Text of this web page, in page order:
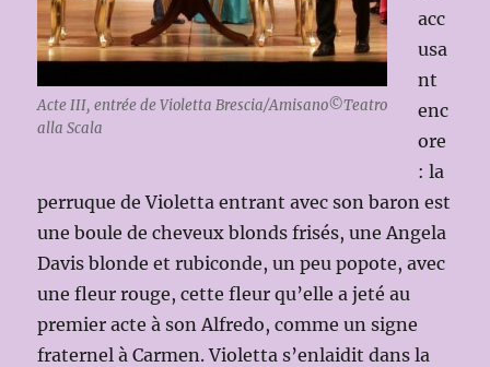
Acte III, entrée de Violetta Brescia/Amisano©Teatro
alla Scala
acc
usa
nt
enc
ore
: la
perruque de Violetta entrant avec son baron est
une boule de cheveux blonds frisés, une Angela
Davis blonde et rubiconde, un peu popote, avec
une fleur rouge, cette fleur qu’elle a jeté au
premier acte à son Alfredo, comme un signe
fraternel à Carmen. Violetta s’enlaidit dans la